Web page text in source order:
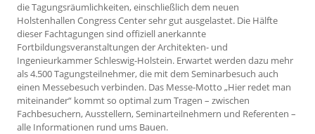
die Tagungsräumlichkeiten, einschließlich dem neuen
Holstenhallen Congress Center sehr gut ausgelastet. Die Hälfte
dieser Fachtagungen sind offiziell anerkannte
Fortbildungsveranstaltungen der Architekten- und
Ingenieurkammer Schleswig-Holstein. Erwartet werden dazu mehr
als 4.500 Tagungsteilnehmer, die mit dem Seminarbesuch auch
einen Messebesuch verbinden. Das Messe-Motto „Hier redet man
miteinander“ kommt so optimal zum Tragen – zwischen
Fachbesuchern, Ausstellern, Seminarteilnehmern und Referenten –
alle Informationen rund ums Bauen.